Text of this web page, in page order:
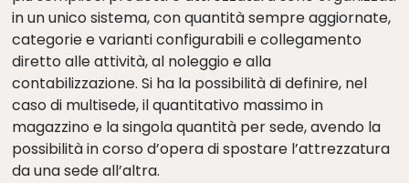
in un unico sistema, con quantità sempre aggiornate,
categorie e varianti configurabili e collegamento
diretto alle attività, al noleggio e alla
contabilizzazione. Si ha la possibilità di definire, nel
caso di multisede, il quantitativo massimo in
magazzino e la singola quantità per sede, avendo la
possibilità in corso d’opera di spostare l’attrezzatura
da una sede all’altra.